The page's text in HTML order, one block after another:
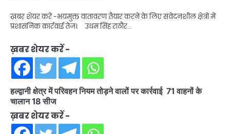
ख़बर शेयर करें -भयमुक्त वातावरण तैयार करने के लिए संवेदनशील क्षेत्रों में
प्रशासनिक कार्रवाई तेज। उधम सिंह राठौर…
ख़बर शेयर करें -
हल्द्वानी क्षेत्र में परिवहन नियम तोड़ने वालों पर कार्रवाई 71 वाहनों के
चालान 18 सीज
ख़बर शेयर करें -